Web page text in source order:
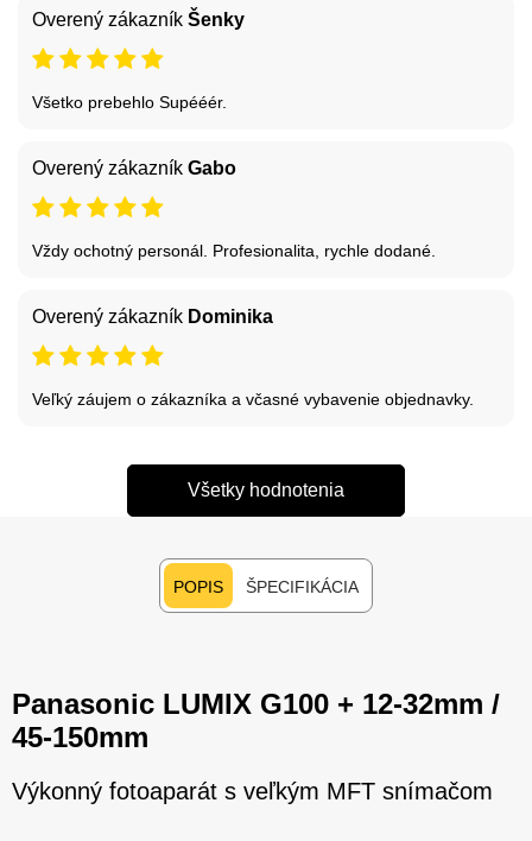
Overený zákazník Šenky
Všetko prebehlo Supééér.
Overený zákazník Gabo
Vždy ochotný personál. Profesionalita, rychle dodané.
Overený zákazník Dominika
Veľký záujem o zákazníka a včasné vybavenie objednavky.
Všetky hodnotenia
POPIS ŠPECIFIKÁCIA
Panasonic LUMIX G100 + 12-32mm /
45-150mm
Výkonný fotoaparát s veľkým MFT snímačom